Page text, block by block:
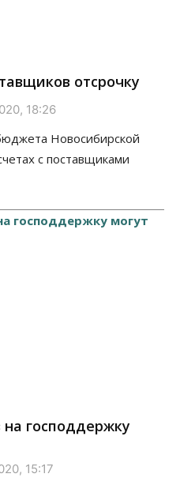
отсрочку
18:26
Новосибирской
с поставщиками
господдержку
15:17